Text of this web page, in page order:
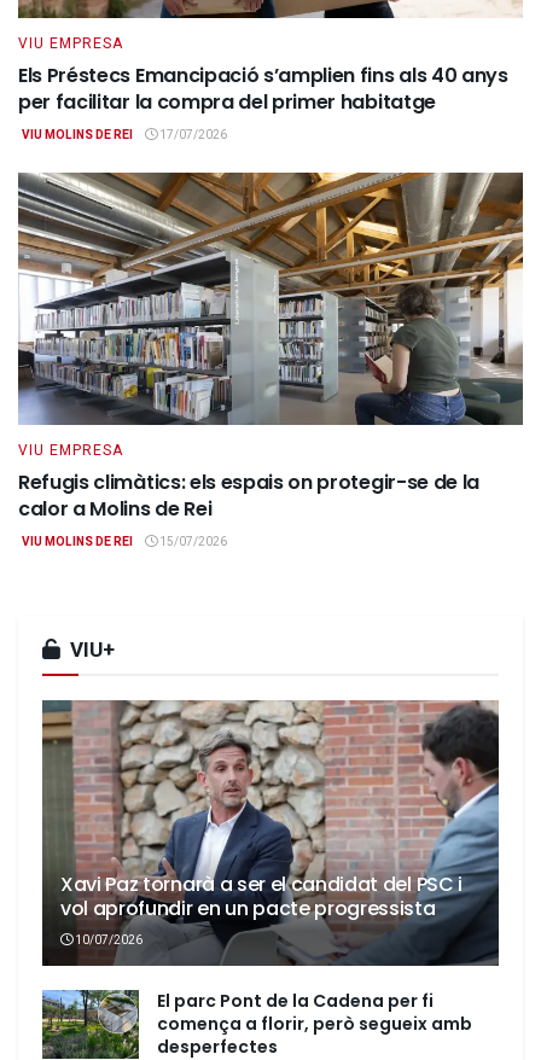
VIU EMPRESA
Els Préstecs Emancipació s’amplien fins als 40 anys
per facilitar la compra del primer habitatge
VIU MOLINS DE REI 17/07/2026
VIU EMPRESA
Refugis climàtics: els espais on protegir-se de la
calor a Molins de Rei
VIU MOLINS DE REI 15/07/2026
VIU+
Xavi Paz tornarà a ser el candidat del PSC i
vol aprofundir en un pacte progressista
10/07/2026
El parc Pont de la Cadena per fi
comença a florir, però segueix amb
desperfectes